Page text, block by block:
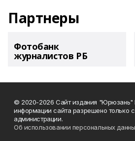
Партнеры
Фотобанк
журналистов РБ
© 2020-2026 Сайт издания "Юрюзань"
информации сайта разрешено только
администрации.
Об использовании персональных